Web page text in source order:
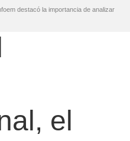
destacó la importancia de analizar
el